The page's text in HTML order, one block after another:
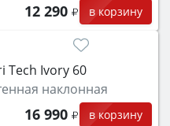
12 290 в корзину
Tech Ivory 60
наклонная
16 990 в корзину